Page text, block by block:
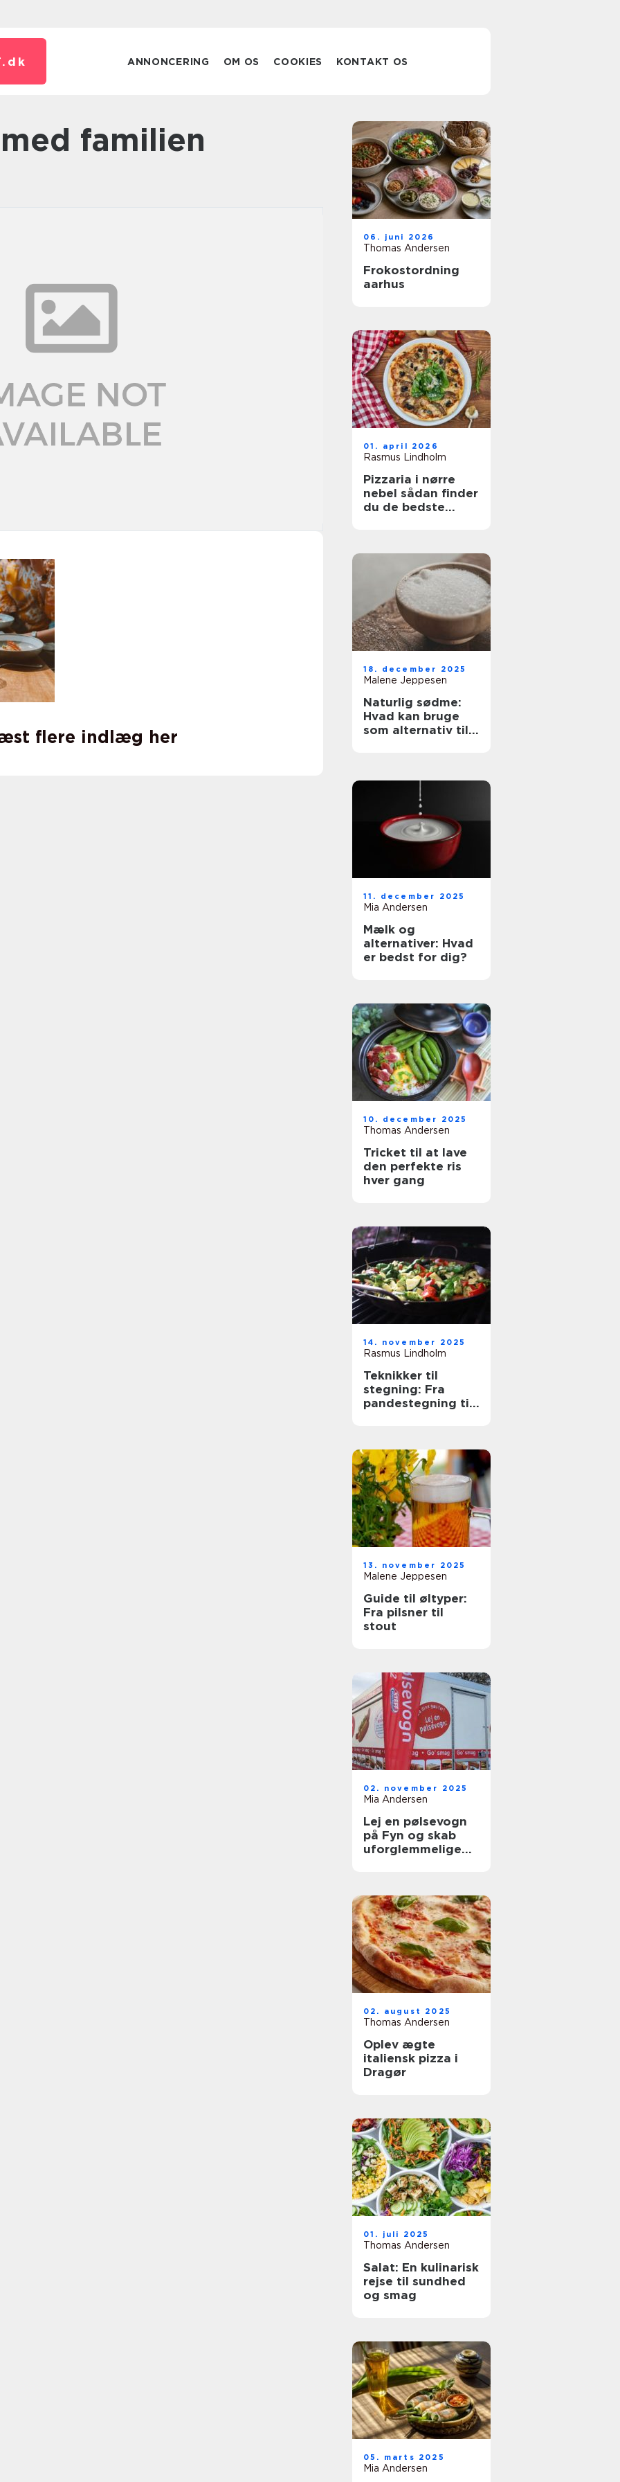
dk ANNONCERING OM OS COOKIES KONTAKT OS
med familien
flere indlæg her
06. juni 2026
Thomas Andersen
Frokostordning
aarhus
01. april 2026
Rasmus Lindholm
Pizzaria i nørre
nebel sådan finder
du de bedste
18. december 2025
Malene Jeppesen
Naturlig sødme:
Hvad kan bruge
som alternativ til
11. december 2025
Mia Andersen
Mælk og
alternativer: Hvad
er bedst for dig?
10. december 2025
Thomas Andersen
Tricket til at lave
den perfekte ris
hver gang
14. november 2025
Rasmus Lindholm
Teknikker til
stegning: Fra
pandestegning til
13. november 2025
Malene Jeppesen
Guide til øltyper:
Fra pilsner til
stout
02. november 2025
Mia Andersen
Lej en pølsevogn
på Fyn og skab
uforglemmelige
02. august 2025
Thomas Andersen
Oplev ægte
italiensk pizza i
Dragør
01. juli 2025
Thomas Andersen
Salat: En kulinarisk
rejse til sundhed
og smag
05. marts 2025
Mia Andersen